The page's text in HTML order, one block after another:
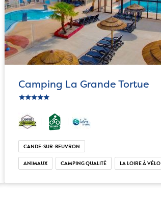
Camping La Grande Tortue
ic_star
ic_star
ic_star
ic_star
ic_star
CANDE-SUR-BEUVRON
ANIMAUX CAMPING QUALITÉ LA LOIRE À VÉLO